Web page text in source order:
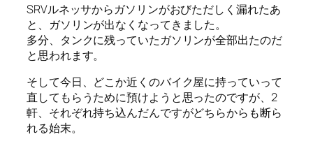
SRVルネッサからガソリンがおびただしく漏れたあ
と、ガソリンが出なくなってきました。
多分、タンクに残っていたガソリンが全部出たのだ
と思われます。
そして今日、どこか近くのバイク屋に持っていって
直してもらうために預けようと思ったのですが、2
軒、それぞれ持ち込んだんですがどちらからも断ら
れる始末。